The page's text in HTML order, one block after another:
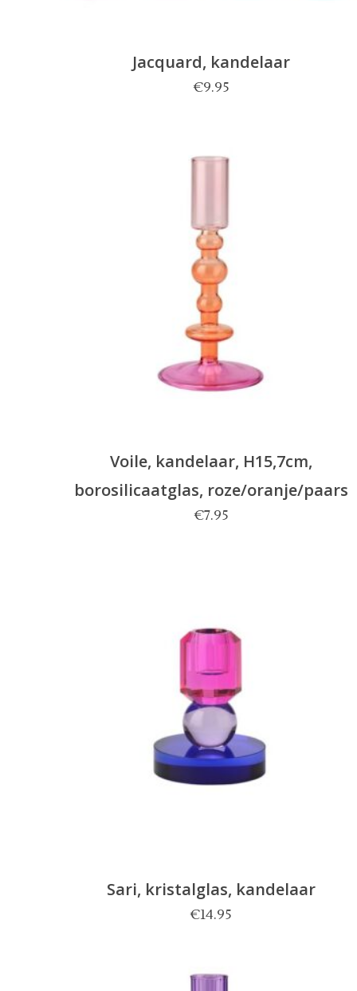
Jacquard, kandelaar
€9.95
Voile, kandelaar, H15,7cm,
borosilicaatglas, roze/oranje/paars
€7.95
Sari, kristalglas, kandelaar
€14.95